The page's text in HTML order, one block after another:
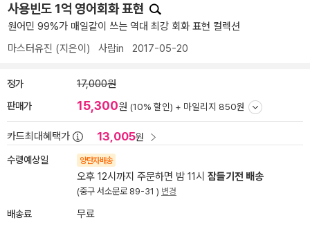
사용빈도 1억 영어회화 표현
원어민 99%가 매일같이 쓰는 역대 최강 회화 표현 컬렉션
마스터유진 (지은이) 사람in 2017-05-20
정가 17,000원
판매가 15,300원 (10% 할인) + 마일리지 850원
카드최대혜택가 13,005원
수령예상일 양탄자배송
오후 12시까지 주문하면 밤 11시 잠들기전 배송
(중구 서소문로 89-31 ) 변경
배송료 무료